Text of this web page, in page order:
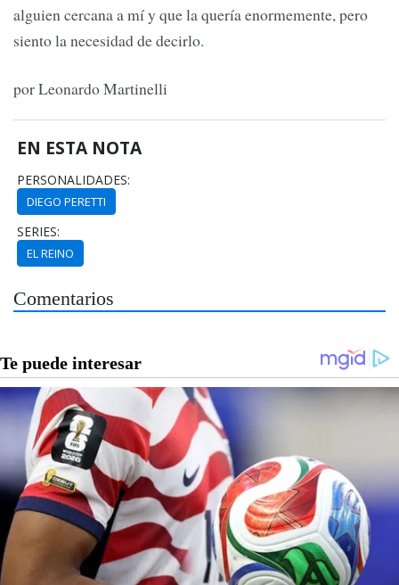
alguien cercana a mí y que la quería enormemente, pero
siento la necesidad de decirlo.
por Leonardo Martinelli
EN ESTA NOTA
PERSONALIDADES:
DIEGO PERETTI
SERIES:
EL REINO
Comentarios